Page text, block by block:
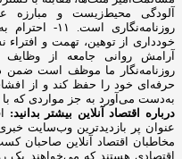
آلودگی محیط‌زیست و مبارزه
خودداری از توهین، تهمت و
روزنامه‌نگار ما موظف است ضمن
حرفه‌ای خود را حفظ کند و از
به‌دست می‌آورد به جز مواردی که
درباره اقتصاد آنلاین بیشتر بدانید:
عنوان پر بازدیدترین وب‌سایت
مخاطبان اقتصاد آنلاین صاحبان
اقتصادی هستند که می‌خواهند یک